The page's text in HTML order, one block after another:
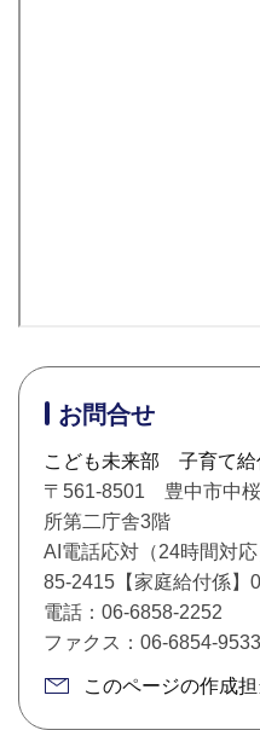
お問合せ
こども未来部 子育て給
〒561-8501 豊中市中
所第二庁舎3階
AI電話応対（24時間対
85-2415【家庭給付係】
電話：06-6858-2252
ファクス：06-6854-9533
このページの作成